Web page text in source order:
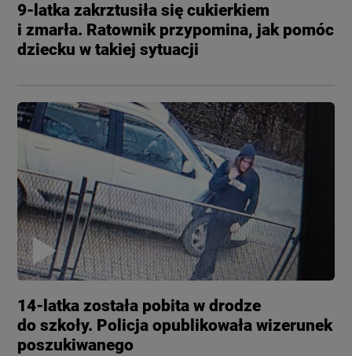
9-latka zakrztusiła się cukierkiem
i zmarła. Ratownik przypomina, jak pomóc
dziecku w takiej sytuacji
14-latka została pobita w drodze
do szkoły. Policja opublikowała wizerunek
poszukiwanego